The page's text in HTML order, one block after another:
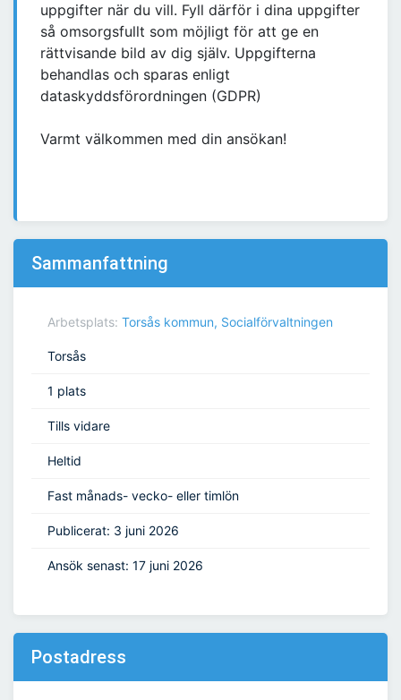
uppgifter när du vill. Fyll därför i dina uppgifter
så omsorgsfullt som möjligt för att ge en
rättvisande bild av dig själv. Uppgifterna
behandlas och sparas enligt
dataskyddsförordningen (GDPR)
Varmt välkommen med din ansökan!
Sammanfattning
Arbetsplats: Torsås kommun, Socialförvaltningen
Torsås
1 plats
Tills vidare
Heltid
Fast månads- vecko- eller timlön
Publicerat: 3 juni 2026
Ansök senast: 17 juni 2026
Postadress